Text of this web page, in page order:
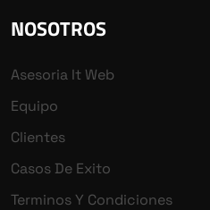
NOSOTROS
Asesoria It Web
Equipo
Clientes
Casos De Exito
Terminos Y Condiciones